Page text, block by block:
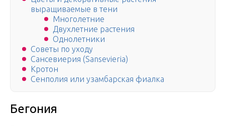
выращиваемые в тени
Многолетние
Двухлетние растения
Однолетники
Советы по уходу
Сансевиерия (Sansevieria)
Кротон
Сенполия или узамбарская фиалка
Бегония